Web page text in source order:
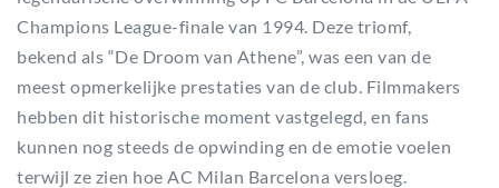
Champions League-finale van 1994. Deze triomf,
bekend als “De Droom van Athene”, was een van de
meest opmerkelijke prestaties van de club. Filmmakers
hebben dit historische moment vastgelegd, en fans
kunnen nog steeds de opwinding en de emotie voelen
terwijl ze zien hoe AC Milan Barcelona versloeg.